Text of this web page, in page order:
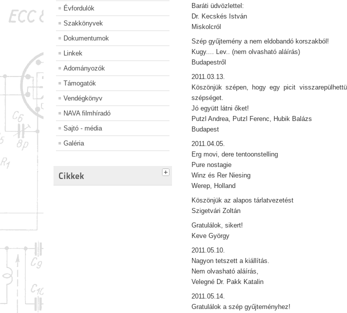
Évfordulók
Szakkönyvek
Dokumentumok
Linkek
Adományozók
Támogatók
Vendégkönyv
NAVA filmhíradó
Sajtó - média
Galéria
Cikkek
Baráti üdvözlettel:
Dr. Kecskés István
Miskolcról
Szép gyűjtemény a nem eldobandó korszakból!
Kugy.... Lev.. (nem olvasható aláírás)
Budapestről
2011.03.13.
Köszönjük szépen, hogy egy picit
szépséget.
Jó együtt látni őket!
Putzl Andrea, Putzl Ferenc, Hubik Balázs
Budapest
2011.04.05.
Erg movi, dere tentoonstelling
Pure nostagie
Winz és Rer Niesing
Werep, Holland
Köszönjük az alapos tárlatvezetést
Szigetvári Zoltán
Gratulálok, sikert!
Keve György
2011.05.10.
Nagyon tetszett a kiállítás.
Nem olvasható aláírás,
Velegné Dr. Pakk Katalin
2011.05.14.
Gratulálok a szép gyűjteményhez!